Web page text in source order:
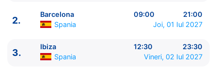
MSC Fantasia★★★★+
2.
Barcelona 09:00
21:00
Spania
Joi, 01 Iul 2027
3.
Ibiza 12:30
23:30
Spania
Vineri, 02 Iul 2027